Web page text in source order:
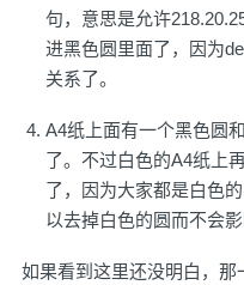
句，意思是允许
进黑色圆里面了，因为
关系了。
A4纸上面有一个黑色圆
了。不过白色的A4纸上
了，因为大家都是白色
以去掉白色的圆而不会影
如果看到这里还没明白，